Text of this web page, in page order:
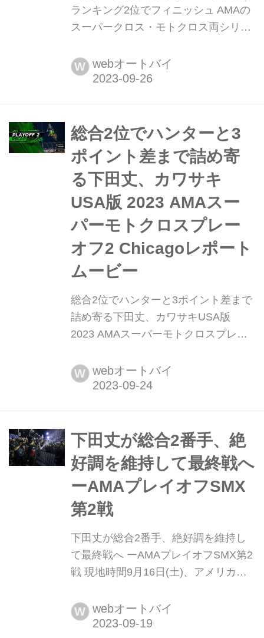
ランキング2位でフィニッシュ AMAの
スーパークロス・モトクロス両シリー
ズの最終戦へ下田丈が挑んだ まるで90
年代のスーパークロス、空前の盛り上
supercross ...
W webオートバイ
総合2位でハンターと3
ポイント差まで詰め寄
る下田丈、カワサキ
USA版 2023 AMAスー
パーモトクロスプレー
オフ2 Chicagoレポート
ムービー
総合2位でハンターと3ポイント差まで
詰め寄る下田丈、カワサキUSA版
2023 AMAスーパーモトクロスプレー
サキUSAの公式Youtubeにアップされ
た2023 AMAスーパーモトクロスのプ
Energy/Pro Circuit/Kawasakiライダー
下田丈は総合2位のリザルトを獲得
し、ランキングではトッ...
W webオートバイ
下田丈が総合2番手、絶
好調を維持して最終戦へ
ーAMAプレイオフSMX
第2戦
下田丈が総合2番手、絶好調を維持し
て最終戦へ ーAMAプレイオフSMX第2
戦 現地時間9月16日(土)、アメリカ・
ードウェイにて、AMAスーパーモトク
ロスのプレイオフ第2戦が開催されま
W webオートバイ